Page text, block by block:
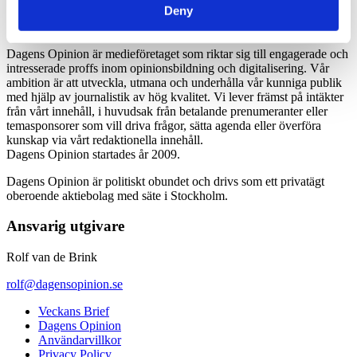
Deny
Dagens Opinion är medieföretaget som riktar sig till engagerade och
intresserade proffs inom opinionsbildning och digitalisering. Vår
ambition är att utveckla, utmana och underhålla vår kunniga publik
med hjälp av journalistik av hög kvalitet. Vi lever främst på intäkter
från vårt innehåll, i huvudsak från betalande prenumeranter eller
temasponsorer som vill driva frågor, sätta agenda eller överföra
kunskap via vårt redaktionella innehåll.
Dagens Opinion startades år 2009.
Dagens Opinion är politiskt obundet och drivs som ett privatägt
oberoende aktiebolag med säte i Stockholm.
Ansvarig utgivare
Rolf van de Brink
rolf@dagensopinion.se
Veckans Brief
Dagens Opinion
Användarvillkor
Privacy Policy